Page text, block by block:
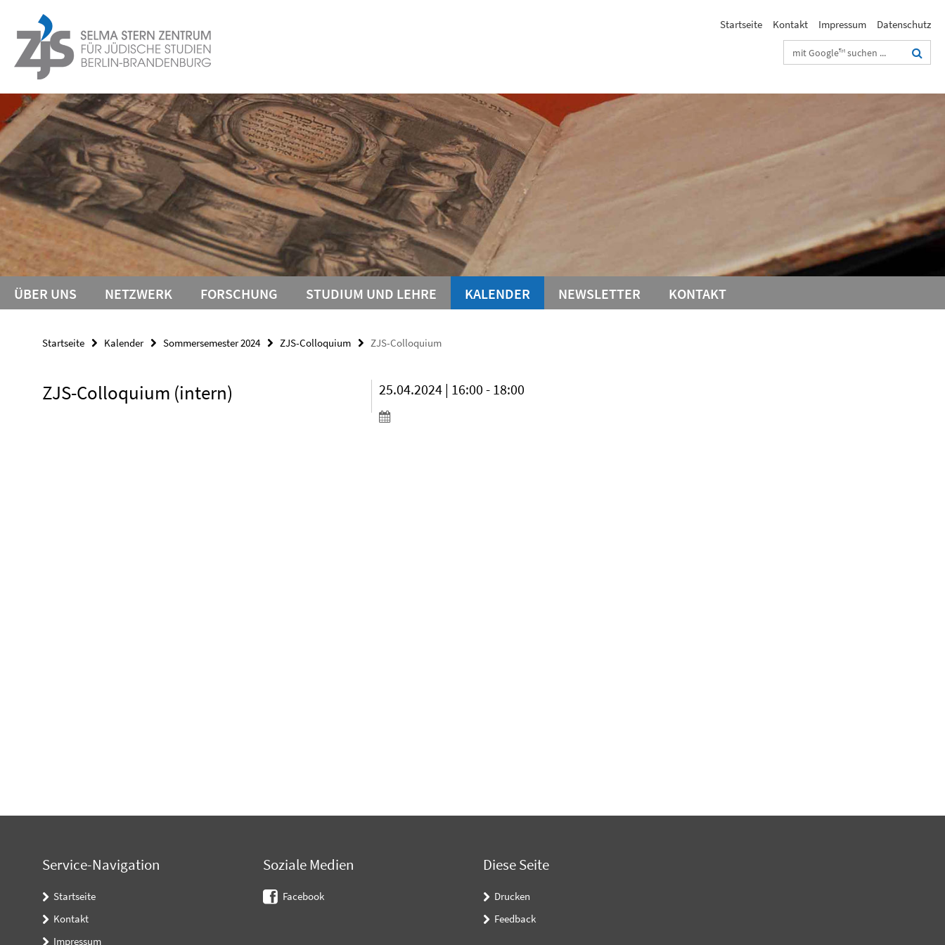
Inhalt
Service-
Navigation
Startseite Kontakt Impressum
Datenschutz
Suchbegriffe
ÜBER UNS NETZWERK FORSCHUNG STUDIUM UND LEHRE KALENDER NEWSLETTER KONTAKT
Startseite Kalender Sommersemester 2024 ZJS-Colloquium ZJS-Colloquium
ZJS-Colloquium (intern) 25.04.2024 | 16:00 - 18:00
Service-Navigation
Startseite
Kontakt
Impressum
Soziale Medien
Facebook
Diese Seite
Drucken
Feedback